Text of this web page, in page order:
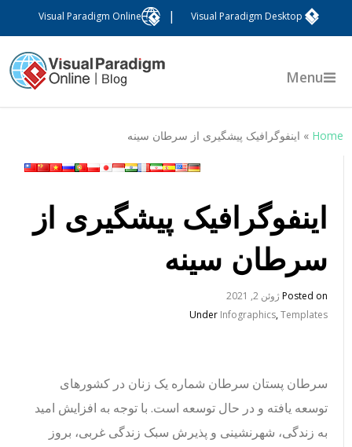
Visual Paradigm Desktop
Visual Paradigm Online
Menu
Home
» اینفوگرافیک پیشگیری از سرطان سینه
اینفوگرافیک پیشگیری از
سرطان سینه
Posted onژوئن 2, 2021
UnderInfographics,Templates
سرطان پستان سرطان شماره یک زنان در کشورهای
توسعه یافته و در حال توسعه است.با توجه به افزایش امید
به زندگی، شهرنشینی و پذیرش سبک زندگی غربی، بروز